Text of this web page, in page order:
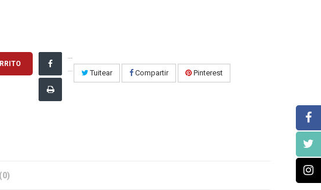
Tuitear Compartir Pinterest